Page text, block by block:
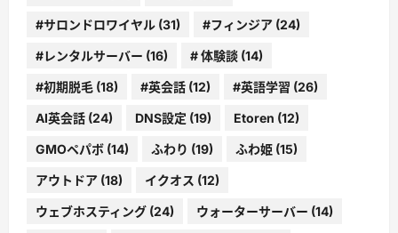
#サロンドロワイヤル (31) #フィンジア (24)
#レンタルサーバー (16) # 体験談 (14)
#初期脱毛 (18) #英会話 (12) #英語学習 (26)
AI英会話 (24) DNS設定 (19) Etoren (12)
GMOペパボ (14) ふわり (19) ふわ姫 (15)
アウトドア (18) イクオス (12)
ウェブホスティング (24) ウォーターサーバー (14)